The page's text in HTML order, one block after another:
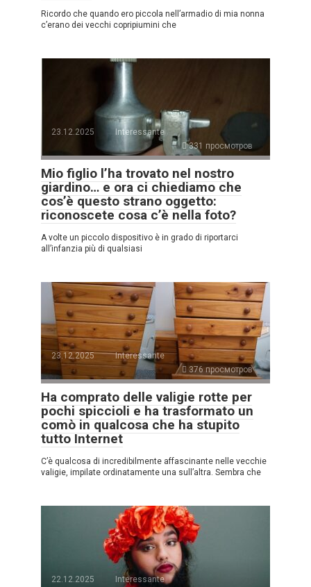
Ricordo che quando ero piccola nell’armadio di mia nonna
c’erano dei vecchi copripiumini che
23.12.2025
Interessante
331 просмотров
Mio figlio l’ha trovato nel nostro
giardino… e ora ci chiediamo che
cos’è questo strano oggetto:
riconoscete cosa c’è nella foto?
A volte un piccolo dispositivo è in grado di riportarci
all’infanzia più di qualsiasi
23.12.2025
Interessante
376 просмотров
Ha comprato delle valigie rotte per
pochi spiccioli e ha trasformato un
comò in qualcosa che ha stupito
tutto Internet
C’è qualcosa di incredibilmente affascinante nelle vecchie
valigie, impilate ordinatamente una sull’altra. Sembra che
22.12.2025
Interessante